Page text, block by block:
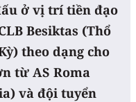
ở vị trí tiền đạo
Besiktas (Thổ
theo dạng cho
từ AS Roma
và đội tuyển